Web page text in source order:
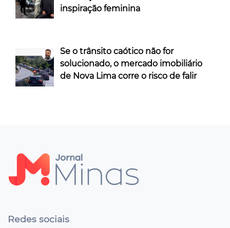
inspiração feminina
Se o trânsito caótico não for
solucionado, o mercado imobiliário
de Nova Lima corre o risco de falir
Redes sociais